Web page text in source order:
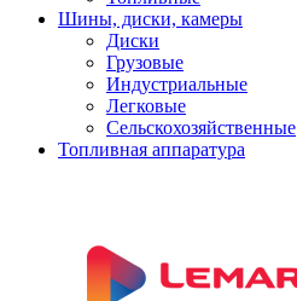
Шины, диски, камеры
Диски
Грузовые
Индустриальные
Легковые
Сельскохозяйственные
Топливная аппаратура